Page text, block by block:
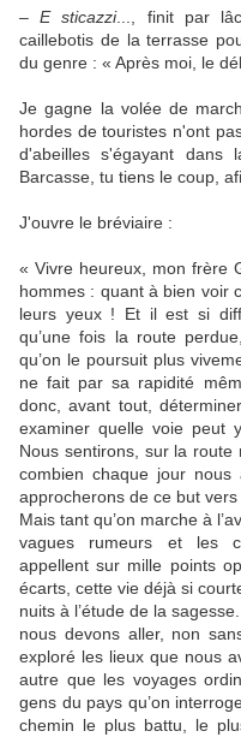
–E sticazzi..., finit par
caillebotis de la terrasse
du genre : « Après moi, le
Je gagne la volée de
hordes de touristes n'ont
d'abeilles s'égayant dans
Barcasse, tu tiens le coup,
J'ouvre le bréviaire :
« Vivre heureux, mon frère
hommes : quant à bien voir
leurs yeux ! Et il est si
qu’une fois la route
qu’on le poursuit plus
ne fait par sa rapidité
donc, avant tout,
examiner quelle voie peut
Nous sentirons, sur la route
combien chaque jour
approcherons de ce but
Mais tant qu’on marche à
vagues rumeurs et les
appellent sur mille points
écarts, cette vie déjà si
nuits à l’étude de la
nous devons aller, non
exploré les lieux que nous
autre que les voyages
gens du pays qu’on
chemin le plus battu, le